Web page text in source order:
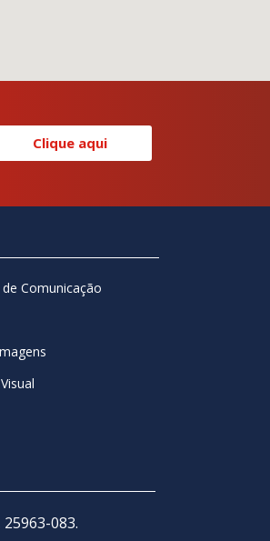
Clique aqui
Comunicação
083.